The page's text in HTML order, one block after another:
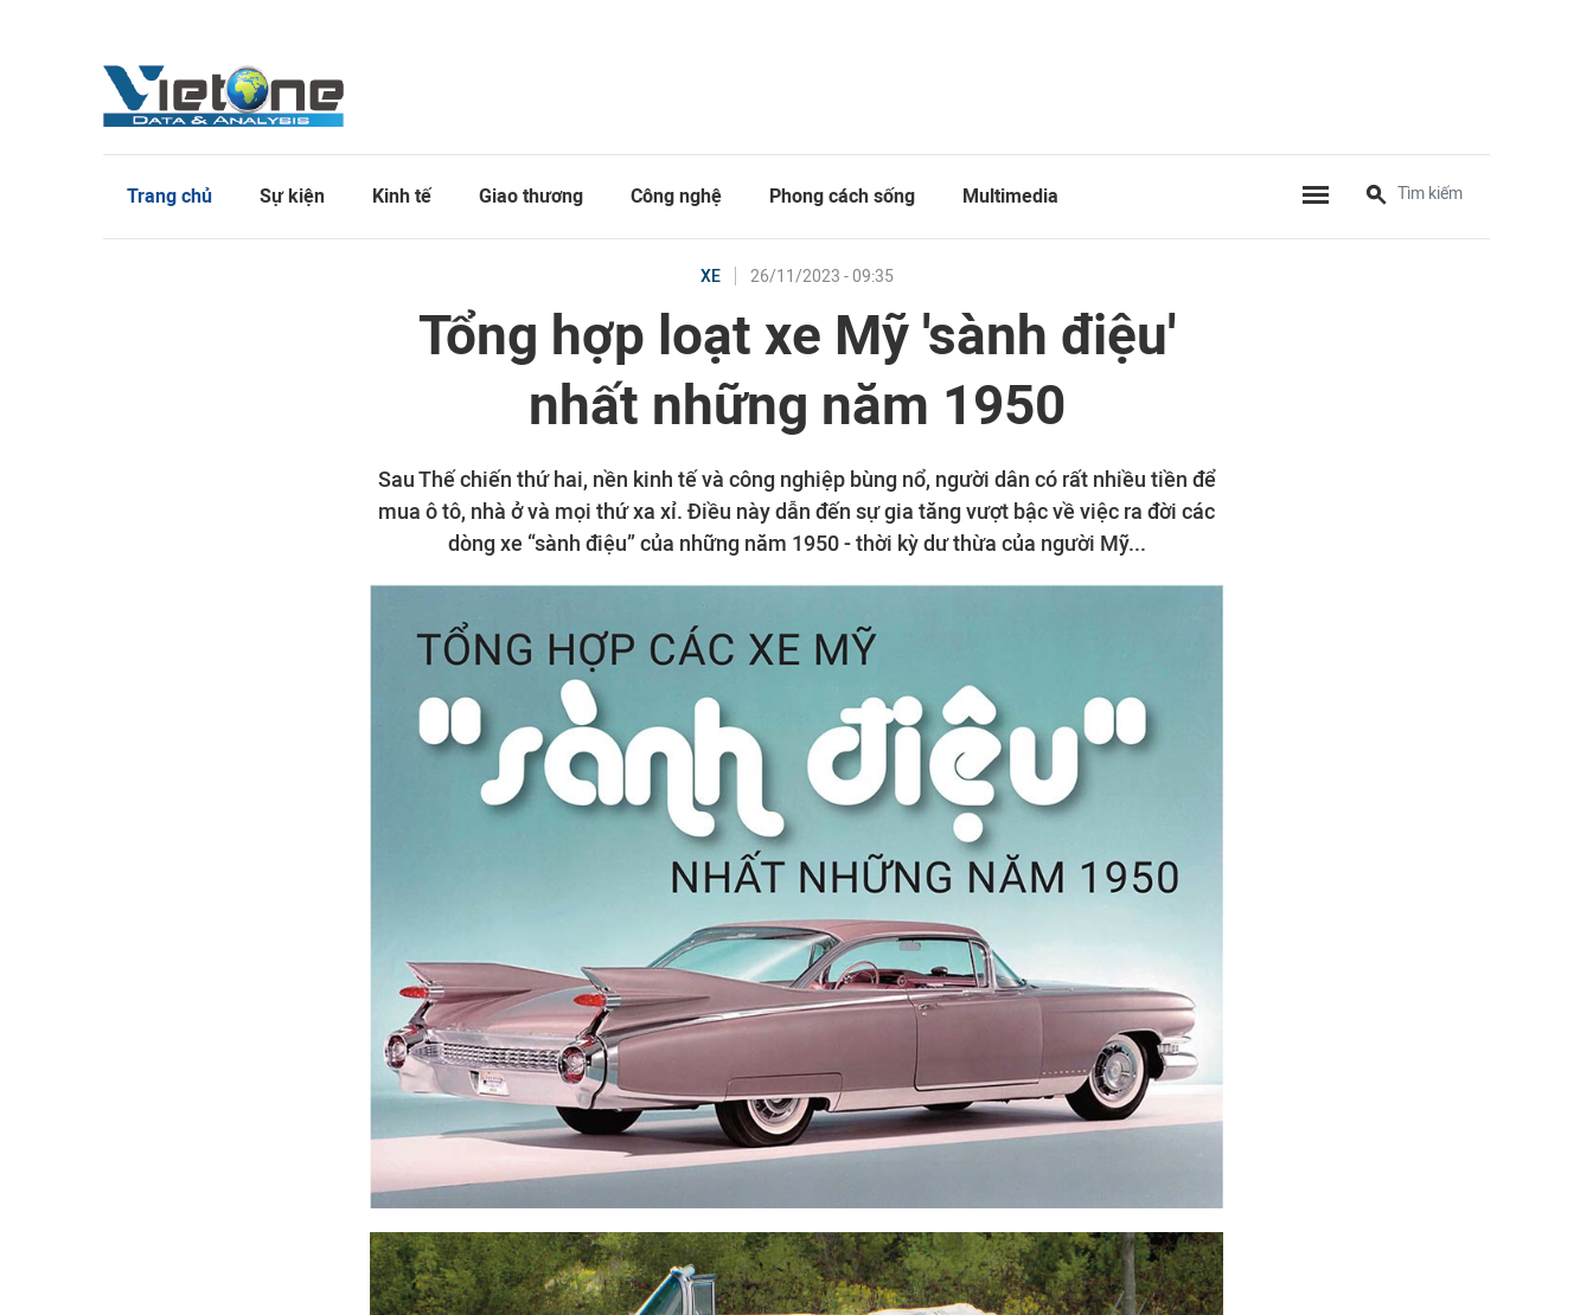
Trang chủ Sự kiện Kinh tế Giao thương Công nghệ Phong cách sống Multimedia
XE 26/11/2023 - 09:35
Tổng hợp loạt xe Mỹ 'sành điệu'
nhất những năm 1950
Sau Thế chiến thứ hai, nền kinh tế và công nghiệp bùng nổ, người dân có rất nhiều tiền để
mua ô tô, nhà ở và mọi thứ xa xỉ. Điều này dẫn đến sự gia tăng vượt bậc về việc ra đời các
dòng xe “sành điệu” của những năm 1950 - thời kỳ dư thừa của người Mỹ...